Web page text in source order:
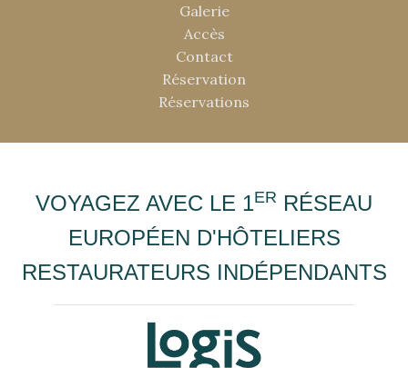
Galerie
Accès
Contact
Réservation
Réservations
VOYAGEZ AVEC LE 1ER RÉSEAU
EUROPÉEN D'HÔTELIERS
RESTAURATEURS INDÉPENDANTS